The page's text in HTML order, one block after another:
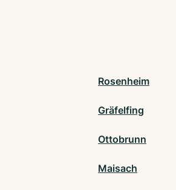
Rosenheim
Gräfelfing
Ottobrunn
Maisach